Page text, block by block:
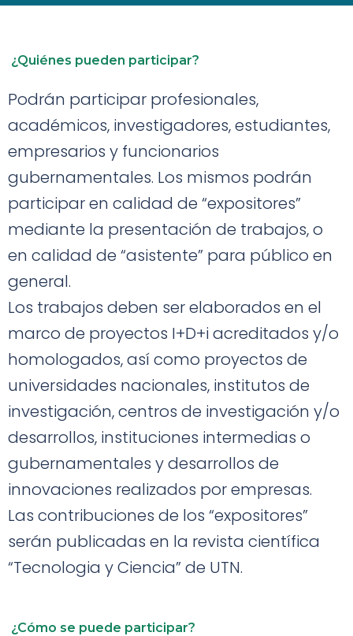
¿Quiénes pueden participar?
Podrán participar profesionales,
académicos, investigadores, estudiantes,
empresarios y funcionarios
gubernamentales. Los mismos podrán
participar en calidad de “expositores”
mediante la presentación de trabajos, o
en calidad de “asistente” para público en
general.
Los trabajos deben ser elaborados en el
marco de proyectos I+D+i acreditados y/o
homologados, así como proyectos de
universidades nacionales, institutos de
investigación, centros de investigación y/o
desarrollos, instituciones intermedias o
gubernamentales y desarrollos de
innovaciones realizados por empresas.
Las contribuciones de los “expositores”
serán publicadas en la revista científica
“Tecnologia y Ciencia” de UTN.
¿Cómo se puede participar?